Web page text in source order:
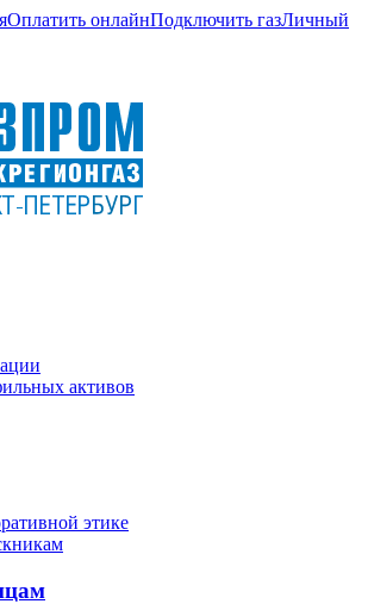
Оплатить онлайнПодключить газЛичный
активов
этике